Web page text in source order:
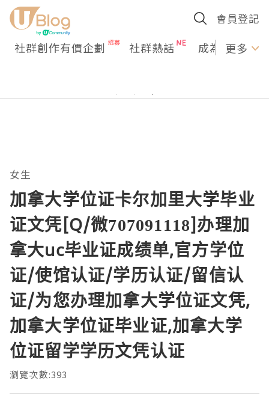
會員登記
社群創作有價企劃 社群熱話 成為U更多
女生
加拿大学位证卡尔加里大学毕业
证文凭[Q/微707091118]办理加
拿大uc毕业证成绩单,官方学位
证/使馆认证/学历认证/留信认
证/为您办理加拿大学位证文凭,
加拿大学位证毕业证,加拿大学
位证留学学历文凭认证
瀏覽次數:393